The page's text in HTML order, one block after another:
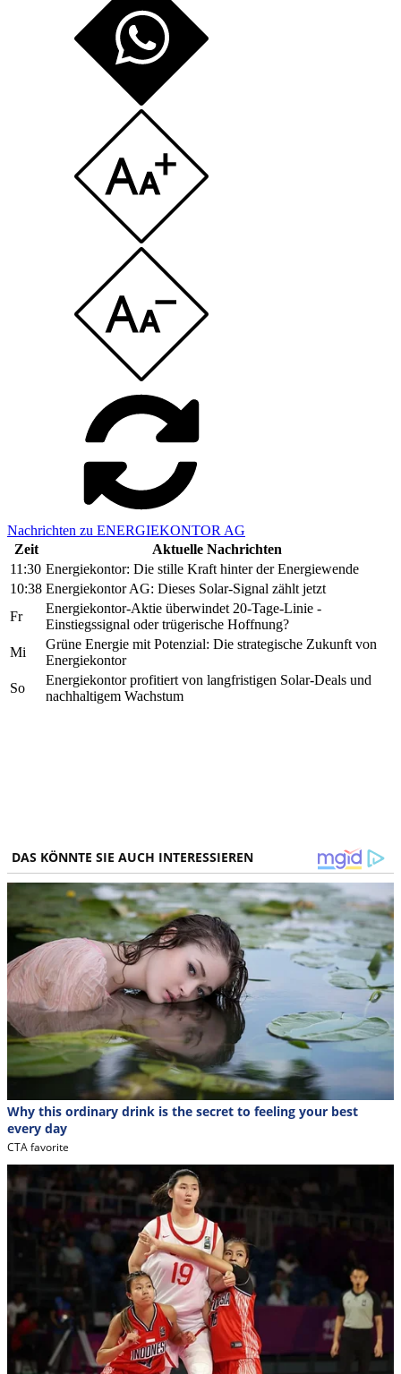
Nachrichten zu ENERGIEKONTOR AG
Zeit
Aktuelle Nachrichten
11:30 Energiekontor: Die stille Kraft hinter der Energiewende
10:38 Energiekontor AG: Dieses Solar-Signal zählt jetzt
Fr
Energiekontor-Aktie überwindet 20-Tage-Linie -
Einstiegssignal oder trügerische Hoffnung?
Mi
Grüne Energie mit Potenzial: Die strategische Zukunft von
Energiekontor
So
Energiekontor profitiert von langfristigen Solar-Deals und
nachhaltigem Wachstum